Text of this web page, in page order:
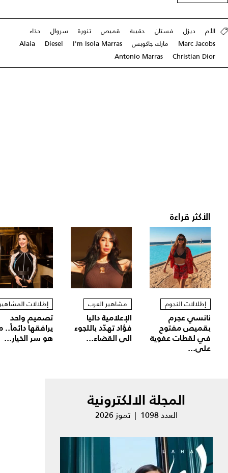
الأم ديزل فستان حقيبة قميص تنورة سروال
حذاء
Marc Jacobs
مارك جاكوبس I'm Isola Marras
Diesel
Alaia
Christian Dior
Antonio Marras
الأكثر قراءة
إطلالات النجوم
نانسي عجرم
بقميص مفتوح
في لقطات عفوية
على...
مشاهير العرب
الإعلامية داليا
فؤاد تهدّد باللجوء
الى القضاء...
إطلالات
تصميم واحد
يرافقها دائماً..
هو سر الخيار...
المجلة الالكترونية
العدد 1098 | تموز 2026